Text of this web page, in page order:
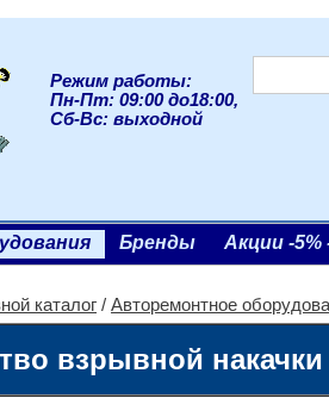
Режим работы:
Пн-Пт: 09:00 до18:00,
Сб-Вс: выходной
Бренды Акции -5%
каталог / Авторемонтное
взрывной